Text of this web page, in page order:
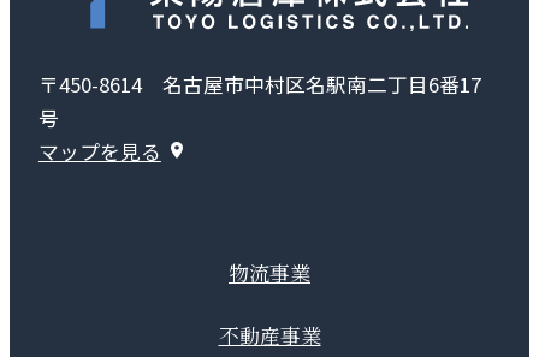
〒450-8614 名古屋市中村区名駅南二丁目6番17
号
マップを見る
物流事業
不動産事業